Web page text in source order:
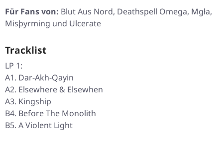
Für Fans von: Blut Aus Nord, Deathspell Omega, Mgła,
Misþyrming und Ulcerate
Tracklist
LP 1:
A1. Dar-Akh-Qayin
A2. Elsewhere & Elsewhen
A3. Kingship
B4. Before The Monolith
B5. A Violent Light